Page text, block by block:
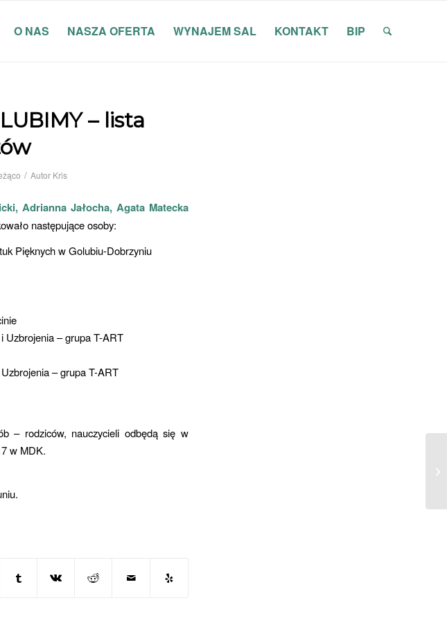
O NAS NASZA OFERTA WYNAJEM SAL KONTAKT BIP
– lista
/ Autor Kris
Adrianna Jałocha, Agata Matecka
następujące osoby:
Pięknych w Golubiu-Dobrzyniu
Uzbrojenia – grupa T-ART
– grupa T-ART
– rodziców, nauczycieli odbędą się w
w MDK.